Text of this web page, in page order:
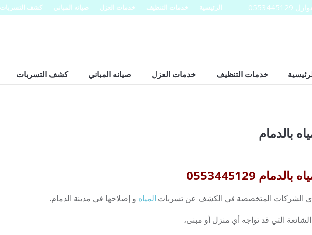
الرئيسية خدمات التنظيف خدمات العزل صيانه المباني كشف التسربات
خدمات التنظيف خدمات العزل صيانه المباني كشف التسربات
بالدمام
0553445129
الشركات المتخصصة في الكشف عن تسربات المياه و إصلاحها في مدينة الدمام.
التي قد تواجه أي منزل أو مبنى،